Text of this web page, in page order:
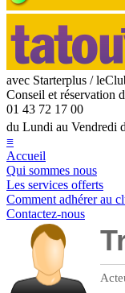
avec Starterplus /
Conseil et réservation
01 43 72 17 00
du Lundi au Vendredi
≡
Accueil
Qui sommes nous
Les services offerts
Comment adhérer au
Contactez-nous